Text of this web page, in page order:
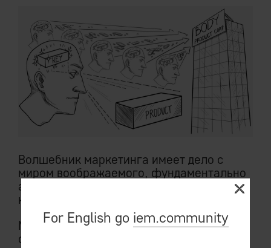
Волшебник маркетинга имеет дело с
миром воображаемого, фундаментально
анти-рационального, принципиально
контр-логичного.
Миром, который куда ближе к
сновидениям, нежели к физической
For English go iem.community